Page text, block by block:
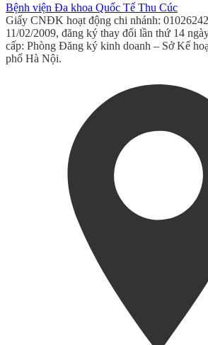
Bệnh viện Đa khoa Quốc Tế Thu Cúc
Giấy CNĐK hoạt động chi nhánh:
11/02/2009, đăng ký thay đổi lần thứ 14
cấp: Phòng Đăng ký kinh doanh – Sở Kế
phố Hà Nội.